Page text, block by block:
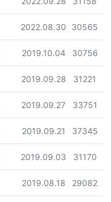
등록일
2022.08.30 조회
30565
등록일
2019.10.04 조회
30756
등록일
2019.09.28 조회
31221
등록일
2019.09.27 조회
33751
등록일
2019.09.21 조회
37345
등록일
2019.09.03 조회
31170
등록일
2019.08.18 조회
29082